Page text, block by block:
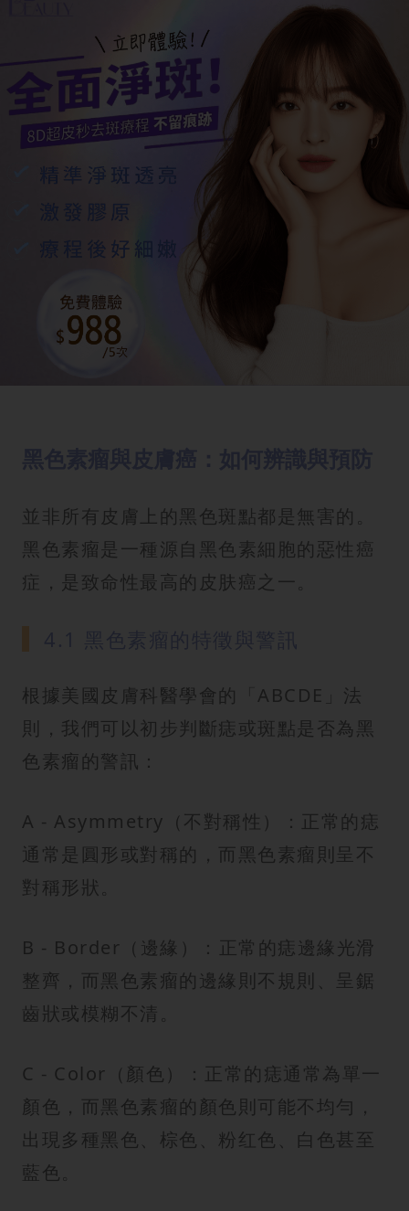
並非所有皮膚上的黑色斑點都是無害的。
黑色素瘤是一種源自黑色素細胞的惡性癌
症，是致命性最高的皮肤癌之一。
根據美國皮膚科醫學會的「ABCDE」法
則，我們可以初步判斷痣或斑點是否為黑
色素瘤的警訊：
A - Asymmetry（不對稱性）：正常的痣
通常是圓形或對稱的，而黑色素瘤則呈不
對稱形狀。
B - Border（邊緣）：正常的痣邊緣光滑
整齊，而黑色素瘤的邊緣則不規則、呈鋸
齒狀或模糊不清。
C - Color（顏色）：正常的痣通常為單一
顏色，而黑色素瘤的顏色則可能不均勻，
出現多種黑色、棕色、粉红色、白色甚至
藍色。